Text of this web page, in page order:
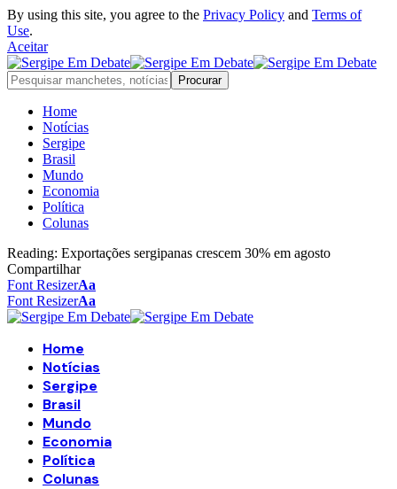
By using this site, you agree to the Privacy Policy and Terms of
Use.
Aceitar
Home
Notícias
Sergipe
Brasil
Mundo
Economia
Política
Colunas
Reading: Exportações sergipanas crescem 30% em agosto
Compartilhar
Font ResizerAa
Font ResizerAa
Home
Notícias
Sergipe
Brasil
Mundo
Economia
Política
Colunas